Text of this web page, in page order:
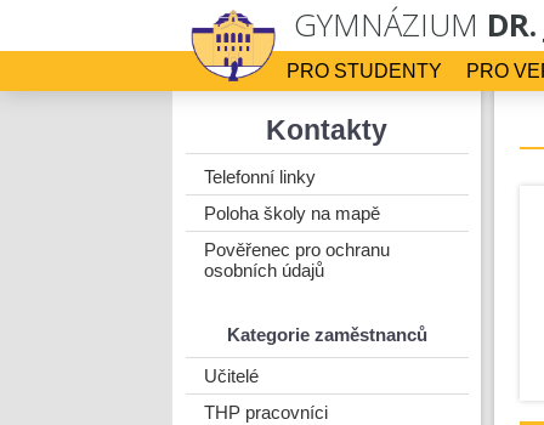
GYMNÁZIUM
PRO
PRO STUDENTY
Kontakty
Telefonní linky
Poloha školy na mapě
Pověřenec pro ochranu
osobních údajů
Kategorie zaměstnanců
Učitelé
THP pracovníci